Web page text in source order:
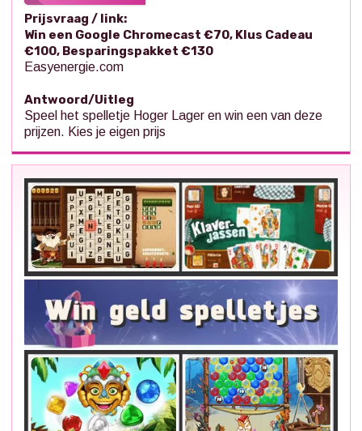
Prijsvraag / link:
Win een Google Chromecast €70, Klus Cadeau
€100, Besparingspakket €130
Easyenergie.com
Antwoord/Uitleg
Speel het spelletje Hoger Lager en win een van deze
prijzen. Kies je eigen prijs